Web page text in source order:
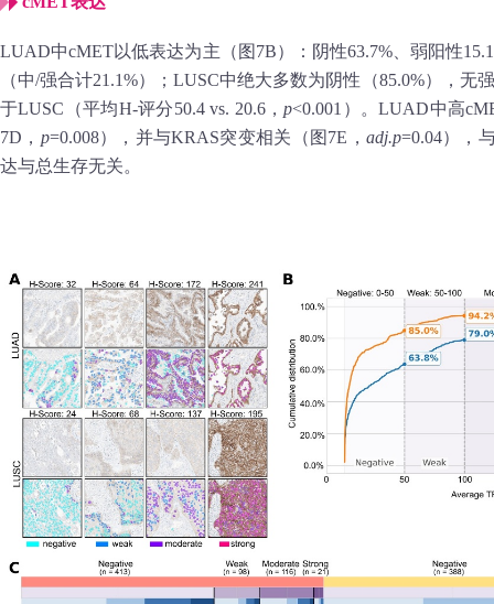
LUAD中cMET以低表达为主（图7B）：阴性63.7%、弱阳性
（中/强合计21.1%）；LUSC中绝大多数为阴性（85.0%），
于LUSC（平均H‑评分50.4 vs. 20.6，p<0.001）。LUAD中高
7D， p=0.008），并与KRAS突变相关（图7E， adj.p=0.04），
达与总生存无关。